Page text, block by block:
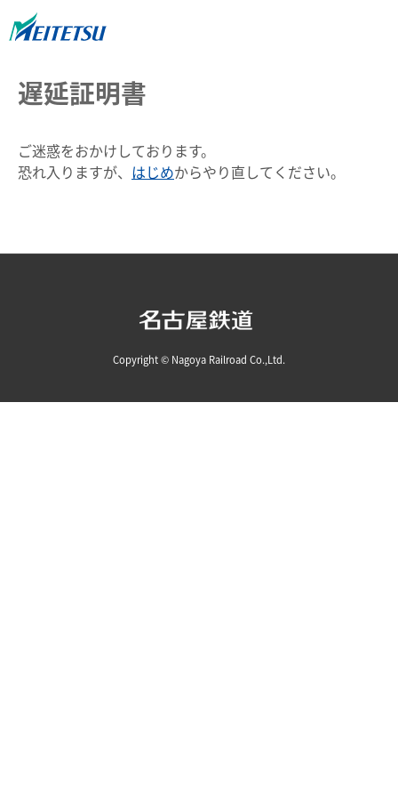
遅延証明書
ご迷惑をおかけしております。
恐れ入りますが、 はじめからやり直してください。
Copyright © Nagoya Railroad Co.,Ltd.